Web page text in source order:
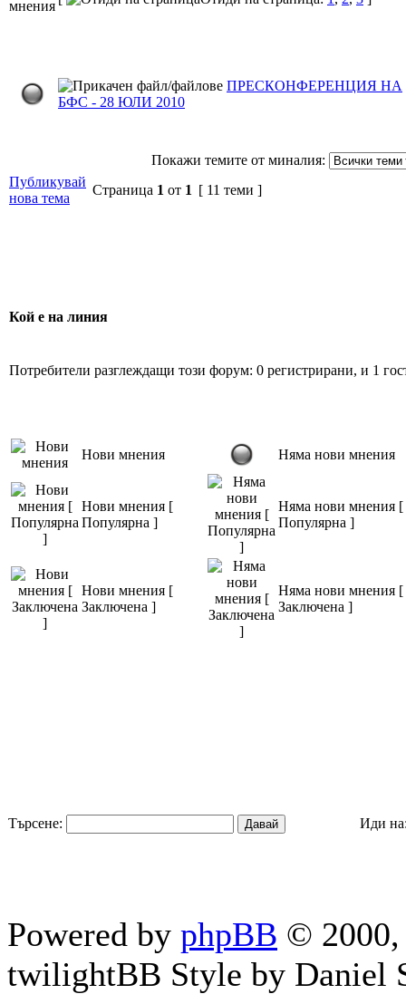
ПРЕСКОНФЕРЕНЦИЯ НА
БФС - 28 ЮЛИ 2010
Покажи темите от миналия:
Публикувай
нова тема
Страница 1 от 1 [ 11 теми ]
Кой е на линия
Потребители разглеждащи този форум: 0 регистрирани, и 1
Нови мнения Няма нови мнения
Нови мнения [
Популярна ]
Няма нови мнения [
Популярна ]
Нови мнения [
Заключена ]
Няма нови мнения [
Заключена ]
Търсене: Иди
Powered by phpBB © 2000,
twilightBB Style by Daniel